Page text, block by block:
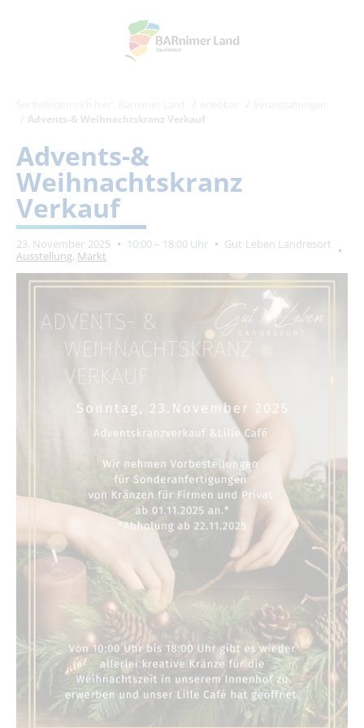
Advents-& Weihnachtskranz Verkauf
Advents-&
Weihnachtskranz
Verkauf
23. November 2025 10:00 – 18:00 Uhr
Gut Leben Landresort
Ausstellung, Markt